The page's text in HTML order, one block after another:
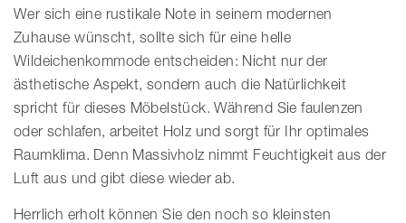
Wer sich eine rustikale Note in seinem modernen
Zuhause wünscht, sollte sich für eine helle
Wildeichenkommode entscheiden: Nicht nur der
ästhetische Aspekt, sondern auch die Natürlichkeit
spricht für dieses Möbelstück. Während Sie faulenzen
oder schlafen, arbeitet Holz und sorgt für Ihr optimales
Raumklima. Denn Massivholz nimmt Feuchtigkeit aus der
Luft aus und gibt diese wieder ab.
Herrlich erholt können Sie den noch so kleinsten